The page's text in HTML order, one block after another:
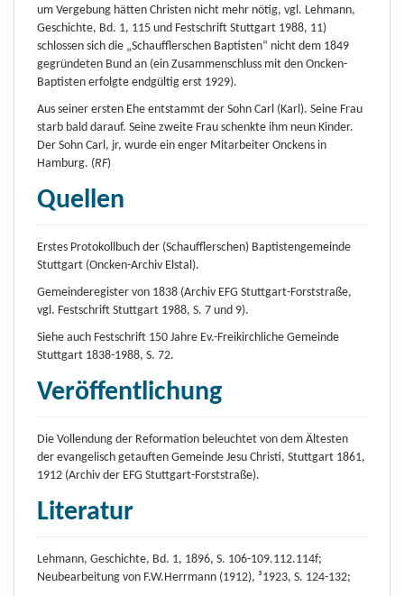
um Vergebung hätten Christen nicht mehr nötig, vgl. Lehmann,
Geschichte, Bd. 1, 115 und Festschrift Stuttgart 1988, 11)
schlossen sich die „Schaufflerschen Baptisten“ nicht dem 1849
gegründeten Bund an (ein Zusammenschluss mit den Oncken-
Baptisten erfolgte endgültig erst 1929).
Aus seiner ersten Ehe entstammt der Sohn Carl (Karl). Seine Frau
starb bald darauf. Seine zweite Frau schenkte ihm neun Kinder.
Der Sohn Carl, jr, wurde ein enger Mitarbeiter Onckens in
Hamburg. (RF)
Quellen
Erstes Protokollbuch der (Schaufflerschen) Baptistengemeinde
Stuttgart (Oncken-Archiv Elstal).
Gemeinderegister von 1838 (Archiv EFG Stuttgart-Forststraße,
vgl. Festschrift Stuttgart 1988, S. 7 und 9).
Siehe auch Festschrift 150 Jahre Ev.-Freikirchliche Gemeinde
Stuttgart 1838-1988, S. 72.
Veröffentlichung
Die Vollendung der Reformation beleuchtet von dem Ältesten
der evangelisch getauften Gemeinde Jesu Christi, Stuttgart 1861,
1912 (Archiv der EFG Stuttgart-Forststraße).
Literatur
Lehmann, Geschichte, Bd. 1, 1896, S. 106-109.112.114f;
Neubearbeitung von F.W.Herrmann (1912), ³1923, S. 124-132;